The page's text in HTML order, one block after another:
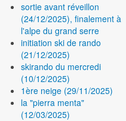
sortie avant réveillon
(24/12/2025), finalement à
l'alpe du grand serre
initiation ski de rando
(21/12/2025)
skirando du mercredi
(10/12/2025)
1ère neige (29/11/2025)
la "pierra menta"
(12/03/2025)